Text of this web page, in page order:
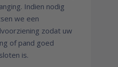
Indien nodig
we een
zodat uw
of pand goed
is.